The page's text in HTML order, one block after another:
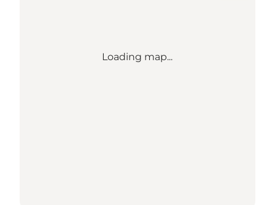
Loading map...